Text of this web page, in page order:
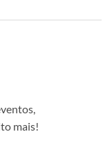
mais!